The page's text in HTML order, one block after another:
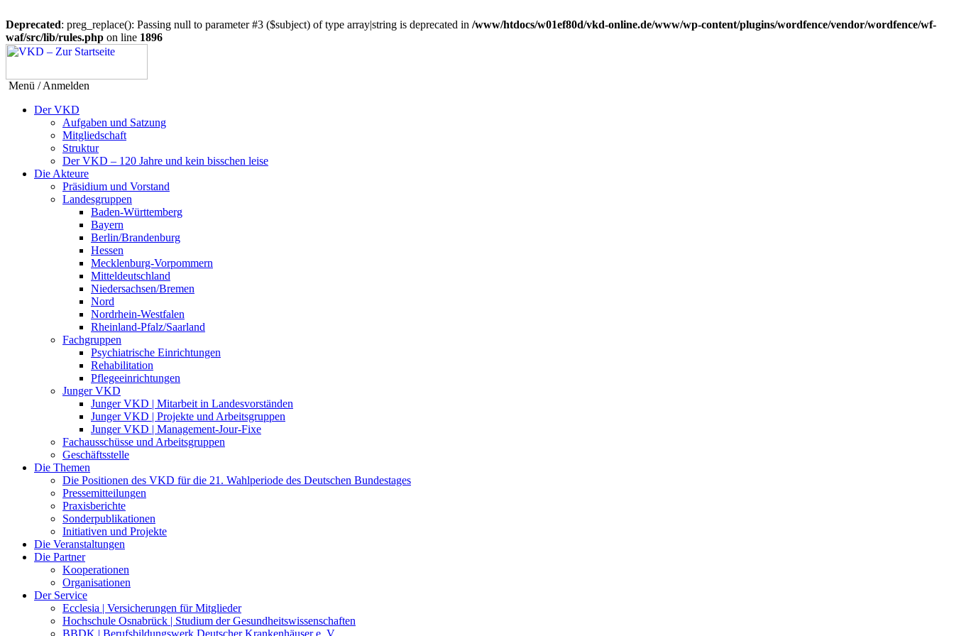
Deprecated: preg_replace(): Passing null to parameter #3 ($subject) of type array|string is deprecated in /www/htdocs/w01ef80d/vkd-online.de/www/wp-content/plugins/wordfence/vendor/wordfence/wf-
waf/src/lib/rules.php on line 1896
Menü / Anmelden
Der VKD
Aufgaben und Satzung
Mitgliedschaft
Struktur
Der VKD – 120 Jahre und kein bisschen leise
Die Akteure
Präsidium und Vorstand
Landesgruppen
Baden-Württemberg
Bayern
Berlin/Brandenburg
Hessen
Mecklenburg-Vorpommern
Mitteldeutschland
Niedersachsen/Bremen
Nord
Nordrhein-Westfalen
Rheinland-Pfalz/Saarland
Fachgruppen
Psychiatrische Einrichtungen
Rehabilitation
Pflegeeinrichtungen
Junger VKD
Junger VKD | Mitarbeit in Landesvorständen
Junger VKD | Projekte und Arbeitsgruppen
Junger VKD | Management-Jour-Fixe
Fachausschüsse und Arbeitsgruppen
Geschäftsstelle
Die Themen
Die Positionen des VKD für die 21. Wahlperiode des Deutschen Bundestages
Pressemitteilungen
Praxisberichte
Sonderpublikationen
Initiativen und Projekte
Die Veranstaltungen
Die Partner
Kooperationen
Organisationen
Der Service
Ecclesia | Versicherungen für Mitglieder
Hochschule Osnabrück | Studium der Gesundheitswissenschaften
BBDK | Berufsbildungswerk Deutscher Krankenhäuser e. V.